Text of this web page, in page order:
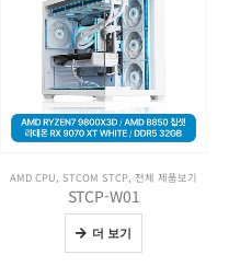
AMD CPU, STCOM STCP, 전체 제품보기
STCP-W01
더 보기